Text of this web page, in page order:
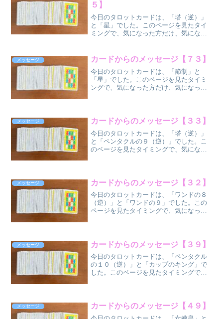
５】
今日のタロットカードは、「塔（逆）」
と「星」でした。このページを見たタイ
ミングで、気になった方だけ、気になっ
（逆位
置）
星（正位置） ...
メッセージ カードからのメッセージ【７３】
今日のタロットカードは、「節制」と
「星」でした。このページを見たタイミ
ングで、気になった方だけ、気になった
置）
メッセージ カードからのメッセージ【３３】
今日のタロットカードは、「塔（逆）」
と「ペンタクルの９（逆）」でした。こ
のページを見たタイミングで、気になっ
（逆位
置）
...
メッセージ カードからのメッセージ【３２】
今日のタロットカードは、「ワンドの８
（逆）」と「ワンドの９」でした。この
ページを見たタイミングで、気になった
置）
...
メッセージ カードからのメッセージ【３９】
今日のタロットカードは、「ペンタクル
の１０（逆）」と「カップのキング」で
した。このページを見たタイミングで、
の１０（逆位
メッセージ カードからのメッセージ【４９】